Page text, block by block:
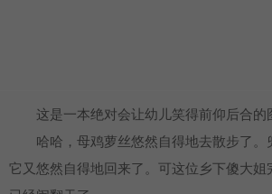
这是一本绝对会让幼儿笑得前仰后合的
哈哈，母鸡萝丝悠然自得地去散步了。
它又悠然自得地回来了。可这位乡下傻大姐